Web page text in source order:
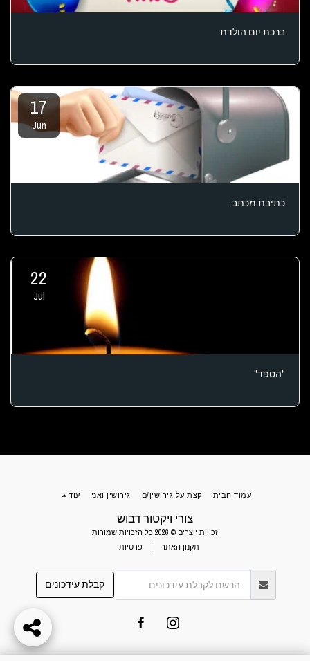
ברכת יום הולדת
17
Jun
כתיבת מכתב
22
Jul
"הספד"
צורי ויקטור דבוש
זכויות יוצרים © 2026 כל הזכויות שמורות
תקנון האתר | פרטיות
עמוד הבית קצת על גירושין/ם גירושין ואני עוד
קבלת עידכונים